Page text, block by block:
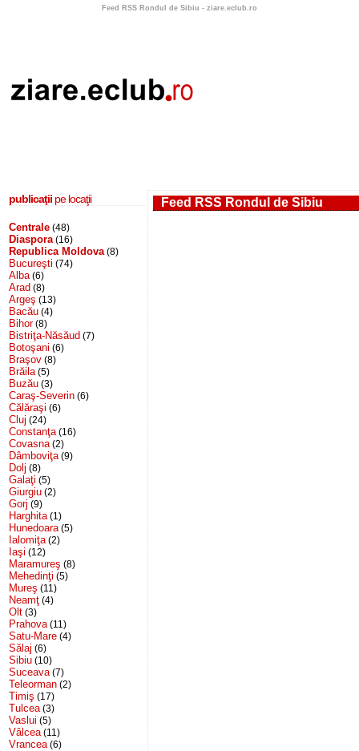
Feed RSS Rondul de Sibiu - ziare.eclub.ro
publicaţii pe locaţii
Centrale (48)
Diaspora (16)
Republica Moldova (8)
Bucureşti (74)
Alba (6)
Arad (8)
Argeş (13)
Bacău (4)
Bihor(8)
Bistriţa-Năsăud (7)
Botoşani (6)
Braşov (8)
Brăila (5)
Buzău (3)
Caraş-Severin (6)
Călăraşi (6)
Cluj (24)
Constanţa (16)
Covasna (2)
Dâmboviţa (9)
Dolj (8)
Galaţi (5)
Giurgiu (2)
Gorj (9)
Harghita (1)
Hunedoara (5)
Ialomiţa (2)
Iaşi (12)
Maramureş (8)
Mehedinţi (5)
Mureş (11)
Neamţ (4)
Olt (3)
Prahova (11)
Satu-Mare (4)
Sălaj (6)
Sibiu (10)
Suceava (7)
Teleorman (2)
Timiş (17)
Tulcea (3)
Vaslui (5)
Vâlcea (11)
Vrancea (6)
Feed RSS Rondul de Sibiu